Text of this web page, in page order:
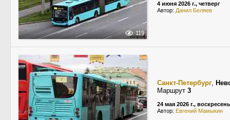
119
4 июня 2026 г., четверг
Автор: Данил Беляев
Санкт-Петербург,
Маршрут 3
24 мая 2026 г.,
Автор: Евгений Мамыкин